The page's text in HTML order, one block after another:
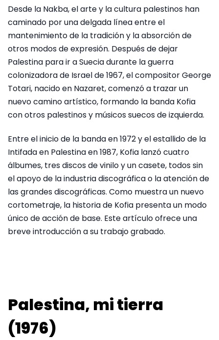
Desde la Nakba, el arte y la cultura palestinos han
caminado por una delgada línea entre el
mantenimiento de la tradición y la absorción de
otros modos de expresión. Después de dejar
Palestina para ir a Suecia durante la guerra
colonizadora de Israel de 1967, el compositor George
Totari, nacido en Nazaret, comenzó a trazar un
nuevo camino artístico, formando la banda Kofia
con otros palestinos y músicos suecos de izquierda.
Entre el inicio de la banda en 1972 y el estallido de la
Intifada en Palestina en 1987, Kofia lanzó cuatro
álbumes, tres discos de vinilo y un casete, todos sin
el apoyo de la industria discográfica o la atención de
las grandes discográficas. Como muestra un nuevo
cortometraje, la historia de Kofia presenta un modo
único de acción de base. Este artículo ofrece una
breve introducción a su trabajo grabado.
Palestina, mi tierra
(1976)